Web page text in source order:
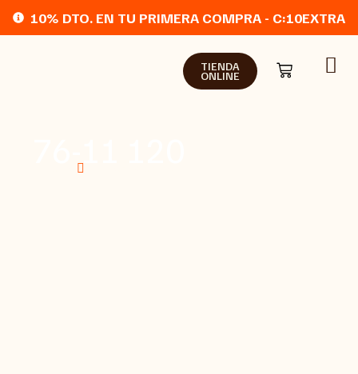
10% DTO. EN TU PRIMERA COMPRA - C:10EXTRA
TIENDA
ONLINE